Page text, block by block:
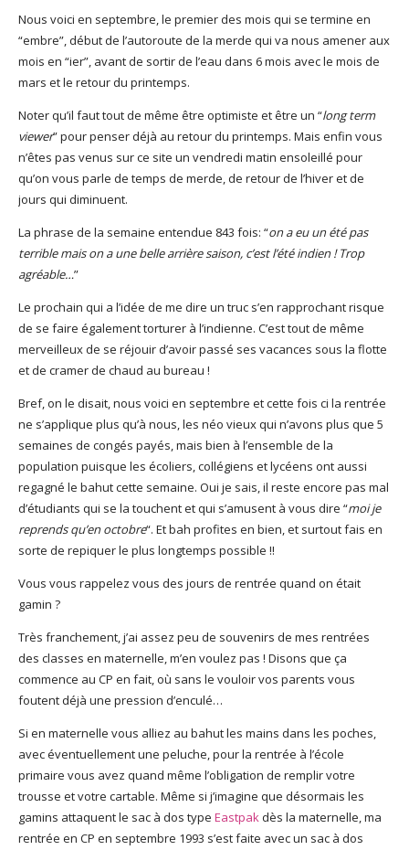
Nous voici en septembre, le premier des mois qui se termine en
“embre”, début de l’autoroute de la merde qui va nous amener aux
mois en “ier”, avant de sortir de l’eau dans 6 mois avec le mois de
mars et le retour du printemps.
Noter qu’il faut tout de même être optimiste et être un “long term
viewer” pour penser déjà au retour du printemps. Mais enfin vous
n’êtes pas venus sur ce site un vendredi matin ensoleillé pour
qu’on vous parle de temps de merde, de retour de l’hiver et de
jours qui diminuent.
La phrase de la semaine entendue 843 fois: “on a eu un été pas
terrible mais on a une belle arrière saison, c’est l’été indien ! Trop
agréable…”
Le prochain qui a l’idée de me dire un truc s’en rapprochant risque
de se faire également torturer à l’indienne. C’est tout de même
merveilleux de se réjouir d’avoir passé ses vacances sous la flotte
et de cramer de chaud au bureau !
Bref, on le disait, nous voici en septembre et cette fois ci la rentrée
ne s’applique plus qu’à nous, les néo vieux qui n’avons plus que 5
semaines de congés payés, mais bien à l’ensemble de la
population puisque les écoliers, collégiens et lycéens ont aussi
regagné le bahut cette semaine. Oui je sais, il reste encore pas mal
d’étudiants qui se la touchent et qui s’amusent à vous dire “moi je
reprends qu’en octobre“. Et bah profites en bien, et surtout fais en
sorte de repiquer le plus longtemps possible !!
Vous vous rappelez vous des jours de rentrée quand on était
gamin ?
Très franchement, j’ai assez peu de souvenirs de mes rentrées
des classes en maternelle, m’en voulez pas ! Disons que ça
commence au CP en fait, où sans le vouloir vos parents vous
foutent déjà une pression d’enculé…
Si en maternelle vous alliez au bahut les mains dans les poches,
avec éventuellement une peluche, pour la rentrée à l’école
primaire vous avez quand même l’obligation de remplir votre
trousse et votre cartable. Même si j’imagine que désormais les
gamins attaquent le sac à dos type Eastpakdès la maternelle, ma
rentrée en CP en septembre 1993 s’est faite avec un sac à dos